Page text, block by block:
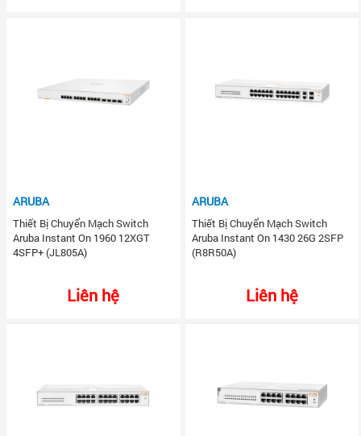
ARUBA
Thiết Bị Chuyển Mạch Switch
Aruba Instant On 1960 12XGT
4SFP+ (JL805A)
Liên hệ
ARUBA
Thiết Bị Chuyển Mạch Switch
Aruba Instant On 1430 26G 2SFP
(R8R50A)
Liên hệ